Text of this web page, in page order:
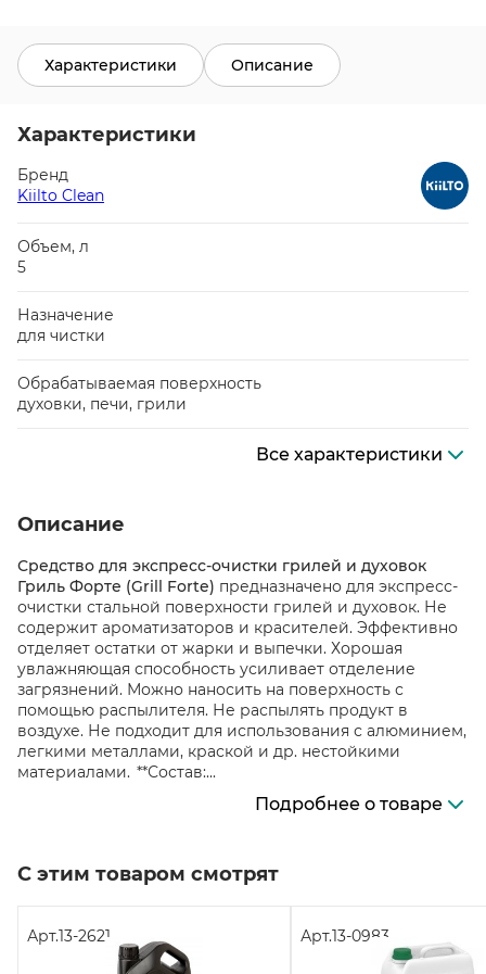
Характеристики Описание
Характеристики
Бренд
Kiilto Clean
Объем, л
5
Назначение
для чистки
Обрабатываемая поверхность
духовки, печи, грили
Все характеристики
Описание
Средство для экспресс-очистки грилей и духовок
Гриль Форте (Grill Forte) предназначено для экспресс-
очистки стальной поверхности грилей и духовок. Не
содержит ароматизаторов и красителей. Эффективно
отделяет остатки от жарки и выпечки. Хорошая
увлажняющая способность усиливает отделение
загрязнений. Можно наносить на поверхность с
помощью распылителя. Не распылять продукт в
воздухе. Не подходит для использования с алюминием,
легкими металлами, краской и др. нестойкими
материалами. **Состав:...
Подробнее о товаре
С этим товаром смотрят
Арт.13-2621 Арт.13-0983